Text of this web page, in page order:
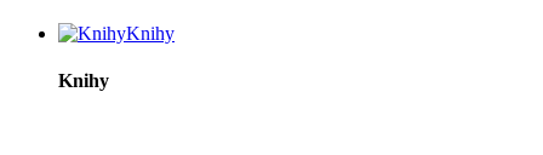
Knihy
Knihy